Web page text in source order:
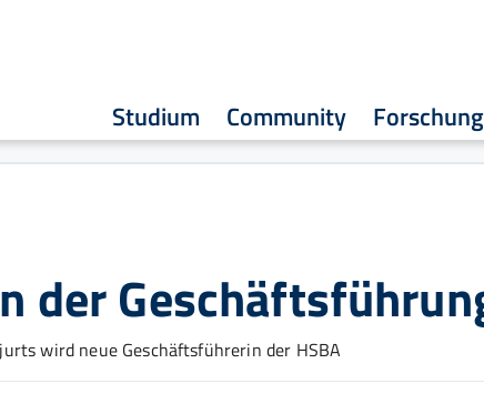
Studium Community Forschung
der
wird neue Geschäftsführerin der HSBA